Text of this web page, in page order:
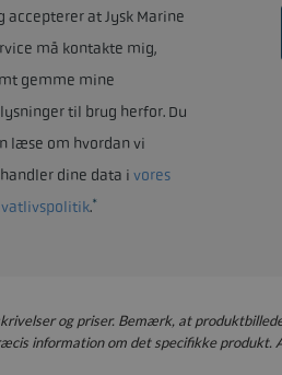
accepterer at Jysk Marine
må kontakte mig,
gemme mine
til brug herfor. Du
læse om hvordan vi
dine data i vores
.*
og priser. Bemærk, at
information om det specifikke produkt.